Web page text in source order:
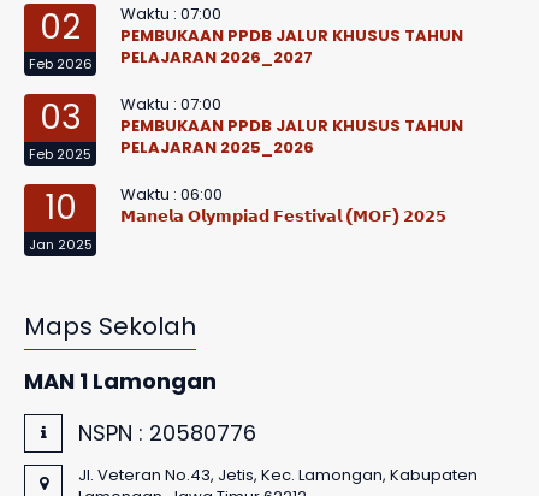
02
Feb 2026
Waktu : 07:00
PEMBUKAAN PPDB JALUR KHUSUS TAHUN
PELAJARAN 2026_2027
03
Feb 2025
Waktu : 07:00
PEMBUKAAN PPDB JALUR KHUSUS TAHUN
PELAJARAN 2025_2026
10
Jan 2025
Waktu : 06:00
𝗠𝗮𝗻𝗲𝗹𝗮 𝗢𝗹𝘆𝗺𝗽𝗶𝗮𝗱 𝗙𝗲𝘀𝘁𝗶𝘃𝗮𝗹 (𝗠𝗢𝗙) 𝟮𝟬𝟮𝟱
Maps Sekolah
MAN 1 Lamongan
NSPN : 20580776
Jl. Veteran No.43, Jetis, Kec. Lamongan, Kabupaten